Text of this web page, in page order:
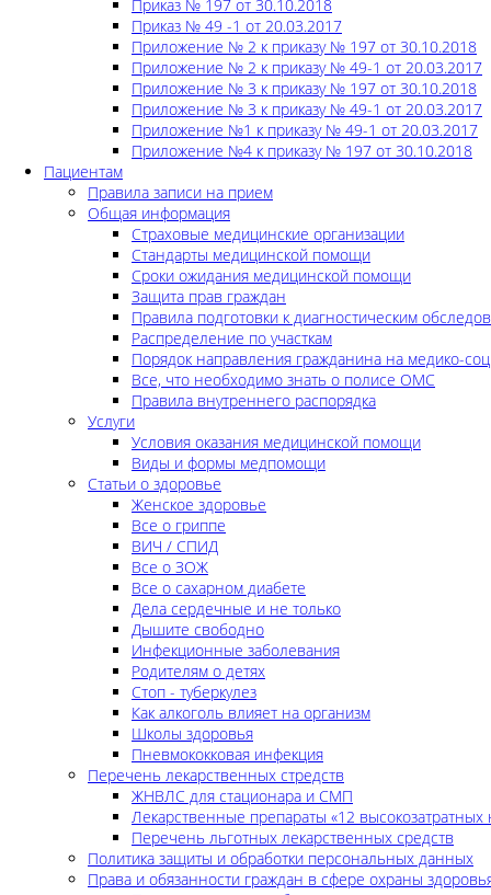
Приказ № 197 от 30.10.2018
Приказ № 49 -1 от 20.03.2017
Приложение № 2 к приказу № 197 от 30.10.2018
Приложение № 2 к приказу № 49-1 от 20.03.2017
Приложение № 3 к приказу № 197 от 30.10.2018
Приложение № 3 к приказу № 49-1 от 20.03.2017
Приложение №1 к приказу № 49-1 от 20.03.2017
Приложение №4 к приказу № 197 от 30.10.2018
Пациентам
Правила записи на прием
Общая информация
Страховые медицинские организации
Стандарты медицинской помощи
Сроки ожидания медицинской помощи
Защита прав граждан
Правила подготовки к диагностическим
Распределение по участкам
Порядок направления гражданина на медико-
Все, что необходимо знать о полисе ОМС
Правила внутреннего распорядка
Услуги
Условия оказания медицинской помощи
Виды и формы медпомощи
Статьи о здоровье
Женское здоровье
Все о гриппе
ВИЧ / СПИД
Все о ЗОЖ
Все о сахарном диабете
Дела сердечные и не только
Дышите свободно
Инфекционные заболевания
Родителям о детях
Стоп - туберкулез
Как алкоголь влияет на организм
Школы здоровья
Пневмококковая инфекция
Перечень лекарственных стредств
ЖНВЛС для стационара и СМП
Лекарственные препараты «12 высокозатратных
Перечень льготных лекарственных средств
Политика защиты и обработки персональных данных
Права и обязанности граждан в сфере охраны